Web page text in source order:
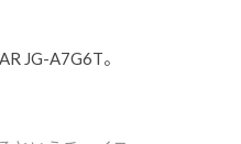
JG-A7G6T。